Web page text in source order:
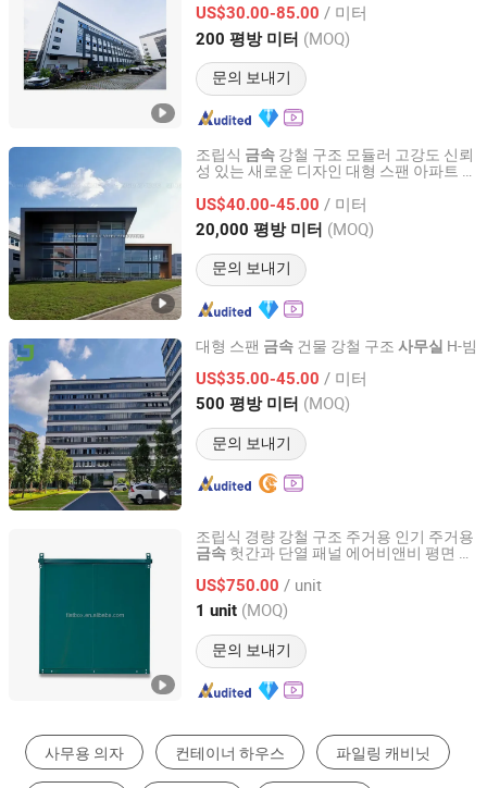
US$30.00-85.00 / 미터
200 평방 미터 (MOQ)
문의 보내기
Shandong, China 이후 2007
조립식 금속 강철 구조 모듈러 고강도 신뢰
성 있는 새로운 디자인 대형 스팬 아파트 병
US$40.00-45.00 / 미터
20,000 평방 미터 (MOQ)
문의 보내기
Qingdao Jingdao Credit Construction Steel Structure Co.,
Ltd.
Shandong, China
대형 스팬 금속 건물 강철 구조 사무실 H-빔
US$35.00-45.00 / 미터
500 평방 미터 (MOQ)
문의 보내기
Shandong Lanjing Imp. & Exp. Co., Ltd.
Shandong, China 이후 2026
조립식 경량 강철 구조 주거용 인기 주거용
금속 헛간과 단열 패널 에어비앤비 평면 포
US$750.00 / unit
1 unit (MOQ)
문의 보내기
Qingdao Flatbox Container Co., Ltd
Shandong, China 이후 2026
사무용 의자 컨테이너 하우스 파일링 캐비닛